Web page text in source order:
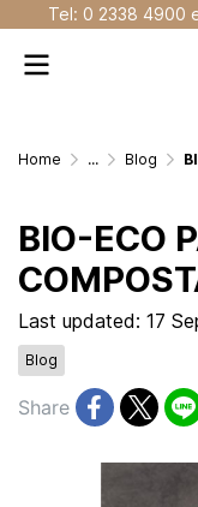
Tel: 0 2338 4900
Home ... Blog
BIO-ECO
Last updated: 17
Blog
Share